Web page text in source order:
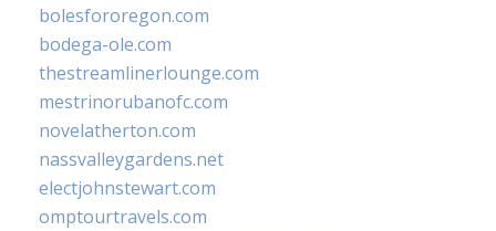
bolesfororegon.com
bodega-ole.com
thestreamlinerlounge.com
mestrinorubanofc.com
novelatherton.com
nassvalleygardens.net
electjohnstewart.com
omptourtravels.com